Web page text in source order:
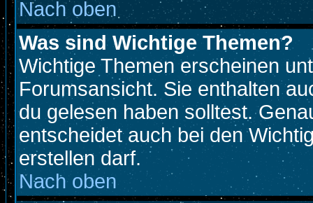
Nach oben
Was sind Wichtige Themen?
Wichtige Themen erscheinen
Forumsansicht. Sie enthalten
du gelesen haben solltest.
entscheidet auch bei den
erstellen darf.
Nach oben